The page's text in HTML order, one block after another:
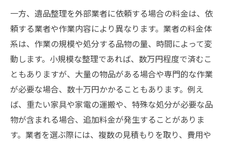
一方、遺品整理を外部業者に依頼する場合の料金は、依
頼する業者や作業内容により異なります。業者の料金体
系は、作業の規模や処分する品物の量、時間によって変
動します。小規模な整理であれば、数万円程度で済むこ
ともありますが、大量の物品がある場合や専門的な作業
が必要な場合、数十万円かかることもあります。例え
ば、重たい家具や家電の運搬や、特殊な処分が必要な品
物が含まれる場合、追加料金が発生することがありま
す。業者を選ぶ際には、複数の見積もりを取り、費用や